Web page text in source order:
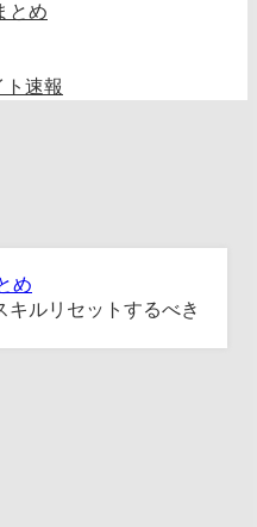
とめ
ト速報
め
キルリセットするべき